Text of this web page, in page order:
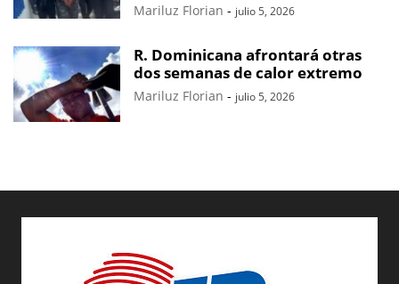
Mariluz Florian - julio 5, 2026
R. Dominicana afrontará otras
dos semanas de calor extremo
Mariluz Florian - julio 5, 2026